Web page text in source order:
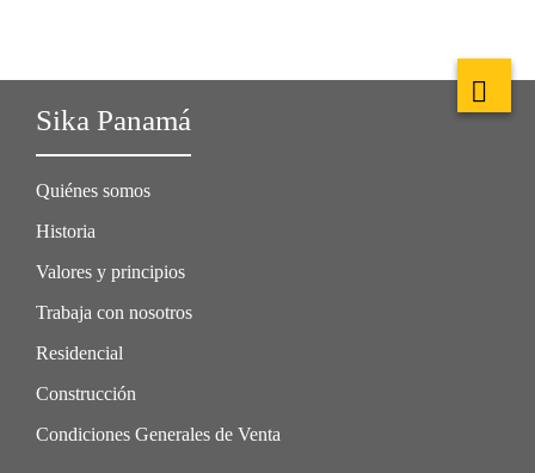
Sika Panamá
Quiénes somos
Historia
Valores y principios
Trabaja con nosotros
Residencial
Construcción
Condiciones Generales de Venta